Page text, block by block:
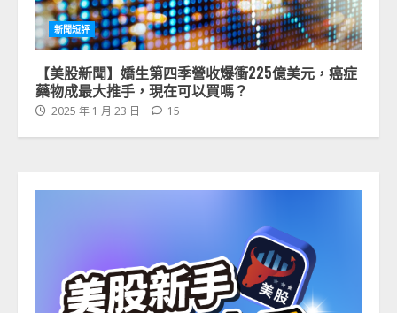
新聞短評
【美股新聞】嬌生第四季營收爆衝225億美元，癌症
藥物成最大推手，現在可以買嗎？
2025 年 1 月 23 日 15